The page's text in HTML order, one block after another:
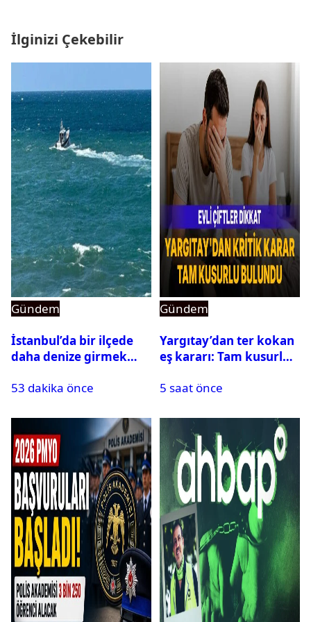
İlginizi Çekebilir
Gündem
İstanbul’da bir ilçede
daha denize girmek
53 dakika önce
Gündem
Yargıtay’dan ter kokan
eş kararı: Tam kusurlu
5 saat önce